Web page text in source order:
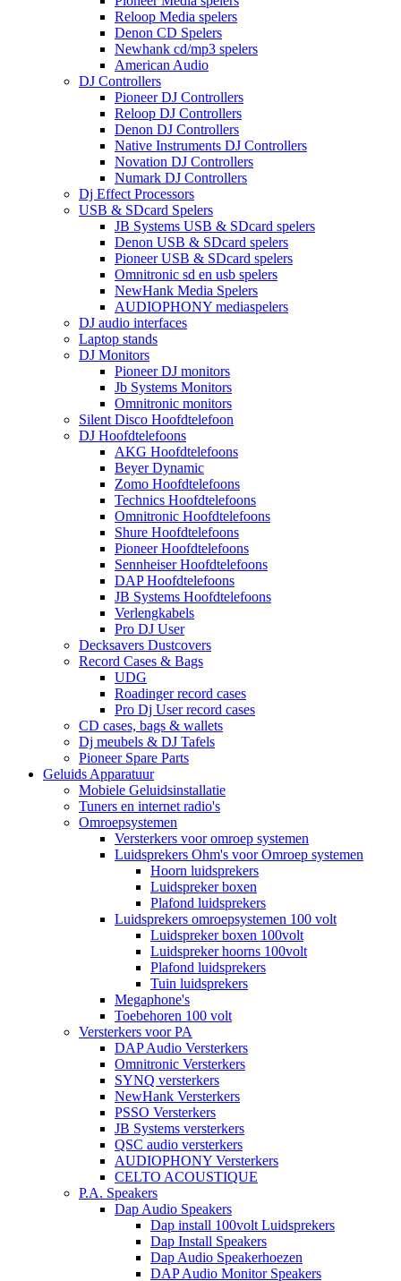
Reloop Media spelers
Denon CD Spelers
Newhank cd/mp3 spelers
American Audio
DJ Controllers
Pioneer DJ Controllers
Reloop DJ Controllers
Denon DJ Controllers
Native Instruments DJ Controllers
Novation DJ Controllers
Numark DJ Controllers
Dj Effect Processors
USB & SDcard Spelers
JB Systems USB & SDcard spelers
Denon USB & SDcard spelers
Pioneer USB & SDcard spelers
Omnitronic sd en usb spelers
NewHank Media Spelers
AUDIOPHONY mediaspelers
DJ audio interfaces
Laptop stands
DJ Monitors
Pioneer DJ monitors
Jb Systems Monitors
Omnitronic monitors
Silent Disco Hoofdtelefoon
DJ Hoofdtelefoons
AKG Hoofdtelefoons
Beyer Dynamic
Zomo Hoofdtelefoons
Technics Hoofdtelefoons
Omnitronic Hoofdtelefoons
Shure Hoofdtelefoons
Pioneer Hoofdtelefoons
Sennheiser Hoofdtelefoons
DAP Hoofdtelefoons
JB Systems Hoofdtelefoons
Verlengkabels
Pro DJ User
Decksavers Dustcovers
Record Cases & Bags
UDG
Roadinger record cases
Pro Dj User record cases
CD cases, bags & wallets
Dj meubels & DJ Tafels
Pioneer Spare Parts
Geluids Apparatuur
Mobiele Geluidsinstallatie
Tuners en internet radio's
Omroepsystemen
Versterkers voor omroep systemen
Luidsprekers Ohm's voor Omroep systemen
Hoorn luidsprekers
Luidspreker boxen
Plafond luidsprekers
Luidsprekers omroepsystemen 100 volt
Luidspreker boxen 100volt
Luidspreker hoorns 100volt
Plafond luidsprekers
Tuin luidsprekers
Megaphone's
Toebehoren 100 volt
Versterkers voor PA
DAP Audio Versterkers
Omnitronic Versterkers
SYNQ versterkers
NewHank Versterkers
PSSO Versterkers
JB Systems versterkers
QSC audio versterkers
AUDIOPHONY Versterkers
CELTO ACOUSTIQUE
P.A. Speakers
Dap Audio Speakers
Dap install 100volt Luidsprekers
Dap Install Speakers
Dap Audio Speakerhoezen
DAP Audio Monitor Speakers